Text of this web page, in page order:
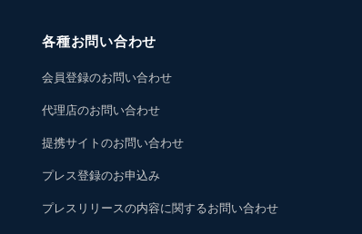
各種お問い合わせ
会員登録のお問い合わせ
代理店のお問い合わせ
提携サイトのお問い合わせ
プレス登録のお申込み
プレスリリースの内容に関するお問い合わせ